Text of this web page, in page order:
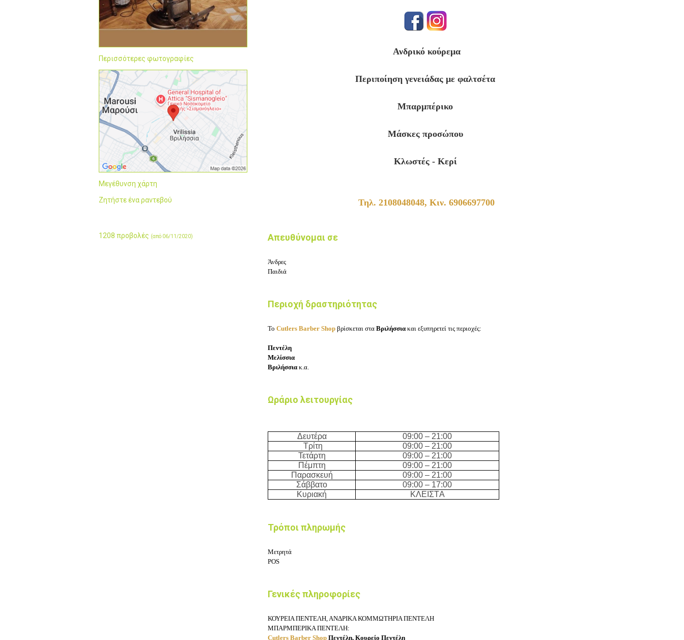
Περισσότερες φωτογραφίες
Μεγέθυνση χάρτη
Ζητήστε ένα ραντεβού
1208 προβολές (από 06/11/2020)
Ανδρικό κούρεμα
Περιποίηση γενειάδας με φαλτσέτα
Μπαρμπέρικο
Μάσκες προσώπου
Κλωστές - Κερί
Τηλ. 2108048048, Κιν. 6906697700
Απευθύνομαι σε
Άνδρες
Παιδιά
Περιοχή δραστηριότητας
Το Cutlers Barber Shop βρίσκεται στα Βριλήσσια και εξυπηρετεί τις περιοχές:
Πεντέλη
Μελίσσια
Βριλήσσια κ.α.
Ωράριο λειτουργίας
Δευτέρα 09:00 – 21:00
Τρίτη
09:00 – 21:00
Τετάρτη
09:00 – 21:00
Πέμπτη
09:00 – 21:00
Παρασκευή
09:00 – 21:00
Σάββατο
09:00 – 17:00
Κυριακή
ΚΛΕΙΣΤA
Τρόποι πληρωμής
Μετρητά
POS
Γενικές πληροφορίες
ΚΟΥΡΕΙΑ ΠΕΝΤΕΛΗ, ΑΝΔΡΙΚΑ ΚΟΜΜΩΤΗΡΙΑ ΠΕΝΤΕΛΗ
ΜΠΑΡΜΠΕΡΙΚΑ ΠΕΝΤΕΛΗ:
Cutlers Barber Shop Πεντέλη, Κουρείο Πεντέλη